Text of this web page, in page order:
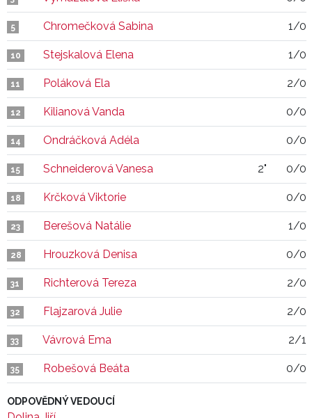
5 Chromečková Sabina 1/0
10 Stejskalová Elena 1/0
11 Poláková Ela 2/0
12 Kilianová Vanda 0/0
14 Ondráčková Adéla 0/0
15 Schneiderová Vanesa 2" 0/0
18 Krčková Viktorie 0/0
23 Berešová Natálie 1/0
28 Hrouzková Denisa 0/0
31 Richterová Tereza 2/0
32 Flajzarová Julie 2/0
33 Vávrová Ema 2/1
35 Robešová Beáta 0/0
ODPOVĚDNÝ VEDOUCÍ